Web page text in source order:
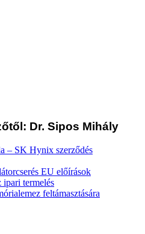
Dr. Sipos Mihály
– SK Hynix szerződés
EU előírások
termelés
feltámasztására